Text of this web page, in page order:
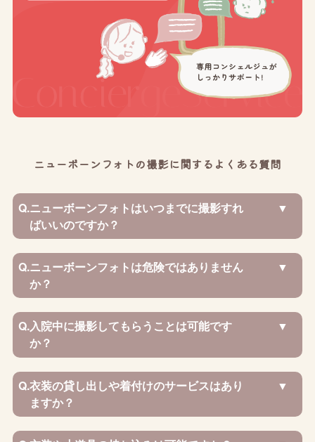
ニューボーンフォトの撮影に関するよくある質問
Q.ニューボーンフォトはいつまでに撮影すれ
ばいいのですか？
Q.ニューボーンフォトは危険ではありません
か？
Q.入院中に撮影してもらうことは可能です
か？
Q.衣装の貸し出しや着付けのサービスはあり
ますか？